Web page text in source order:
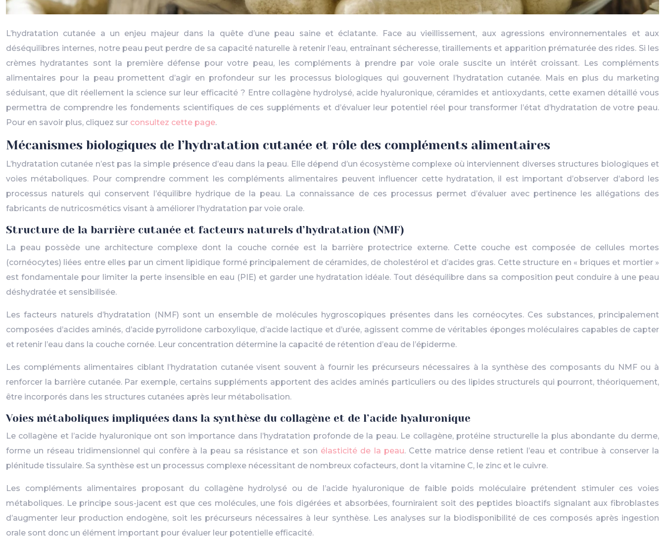
L’hydratation cutanée a un enjeu majeur dans la quête d’une peau saine et éclatante. Face au vieillissement, aux agressions environnementales et aux
déséquilibres internes, notre peau peut perdre de sa capacité naturelle à retenir l’eau, entraînant sécheresse, tiraillements et apparition prématurée des rides. Si les
crèmes hydratantes sont la première défense pour votre peau, les compléments à prendre par voie orale suscite un intérêt croissant. Les compléments
alimentaires pour la peau promettent d’agir en profondeur sur les processus biologiques qui gouvernent l’hydratation cutanée. Mais en plus du marketing
séduisant, que dit réellement la science sur leur efficacité ? Entre collagène hydrolysé, acide hyaluronique, céramides et antioxydants, cette examen détaillé vous
permettra de comprendre les fondements scientifiques de ces suppléments et d’évaluer leur potentiel réel pour transformer l’état d’hydratation de votre peau.
Pour en savoir plus, cliquez sur consultez cette page.
Mécanismes biologiques de l’hydratation cutanée et rôle des compléments alimentaires
L’hydratation cutanée n’est pas la simple présence d’eau dans la peau. Elle dépend d’un écosystème complexe où interviennent diverses structures biologiques et
voies métaboliques. Pour comprendre comment les compléments alimentaires peuvent influencer cette hydratation, il est important d’observer d’abord les
processus naturels qui conservent l’équilibre hydrique de la peau. La connaissance de ces processus permet d’évaluer avec pertinence les allégations des
fabricants de nutricosmétics visant à améliorer l’hydratation par voie orale.
Structure de la barrière cutanée et facteurs naturels d’hydratation (NMF)
La peau possède une architecture complexe dont la couche cornée est la barrière protectrice externe. Cette couche est composée de cellules mortes
(cornéocytes) liées entre elles par un ciment lipidique formé principalement de céramides, de cholestérol et d’acides gras. Cette structure en « briques et mortier »
est fondamentale pour limiter la perte insensible en eau (PIE) et garder une hydratation idéale. Tout déséquilibre dans sa composition peut conduire à une peau
déshydratée et sensibilisée.
Les facteurs naturels d’hydratation (NMF) sont un ensemble de molécules hygroscopiques présentes dans les cornéocytes. Ces substances, principalement
composées d’acides aminés, d’acide pyrrolidone carboxylique, d’acide lactique et d’urée, agissent comme de véritables éponges moléculaires capables de capter
et retenir l’eau dans la couche cornée. Leur concentration détermine la capacité de rétention d’eau de l’épiderme.
Les compléments alimentaires ciblant l’hydratation cutanée visent souvent à fournir les précurseurs nécessaires à la synthèse des composants du NMF ou à
renforcer la barrière cutanée. Par exemple, certains suppléments apportent des acides aminés particuliers ou des lipides structurels qui pourront, théoriquement,
être incorporés dans les structures cutanées après leur métabolisation.
Voies métaboliques impliquées dans la synthèse du collagène et de l’acide hyaluronique
Le collagène et l’acide hyaluronique ont son importance dans l’hydratation profonde de la peau. Le collagène, protéine structurelle la plus abondante du derme,
forme un réseau tridimensionnel qui confère à la peau sa résistance et son élasticité de la peau. Cette matrice dense retient l’eau et contribue à conserver la
plénitude tissulaire. Sa synthèse est un processus complexe nécessitant de nombreux cofacteurs, dont la vitamine C, le zinc et le cuivre.
Les compléments alimentaires proposant du collagène hydrolysé ou de l’acide hyaluronique de faible poids moléculaire prétendent stimuler ces voies
métaboliques. Le principe sous-jacent est que ces molécules, une fois digérées et absorbées, fourniraient soit des peptides bioactifs signalant aux fibroblastes
d’augmenter leur production endogène, soit les précurseurs nécessaires à leur synthèse. Les analyses sur la biodisponibilité de ces composés après ingestion
orale sont donc un élément important pour évaluer leur potentielle efficacité.